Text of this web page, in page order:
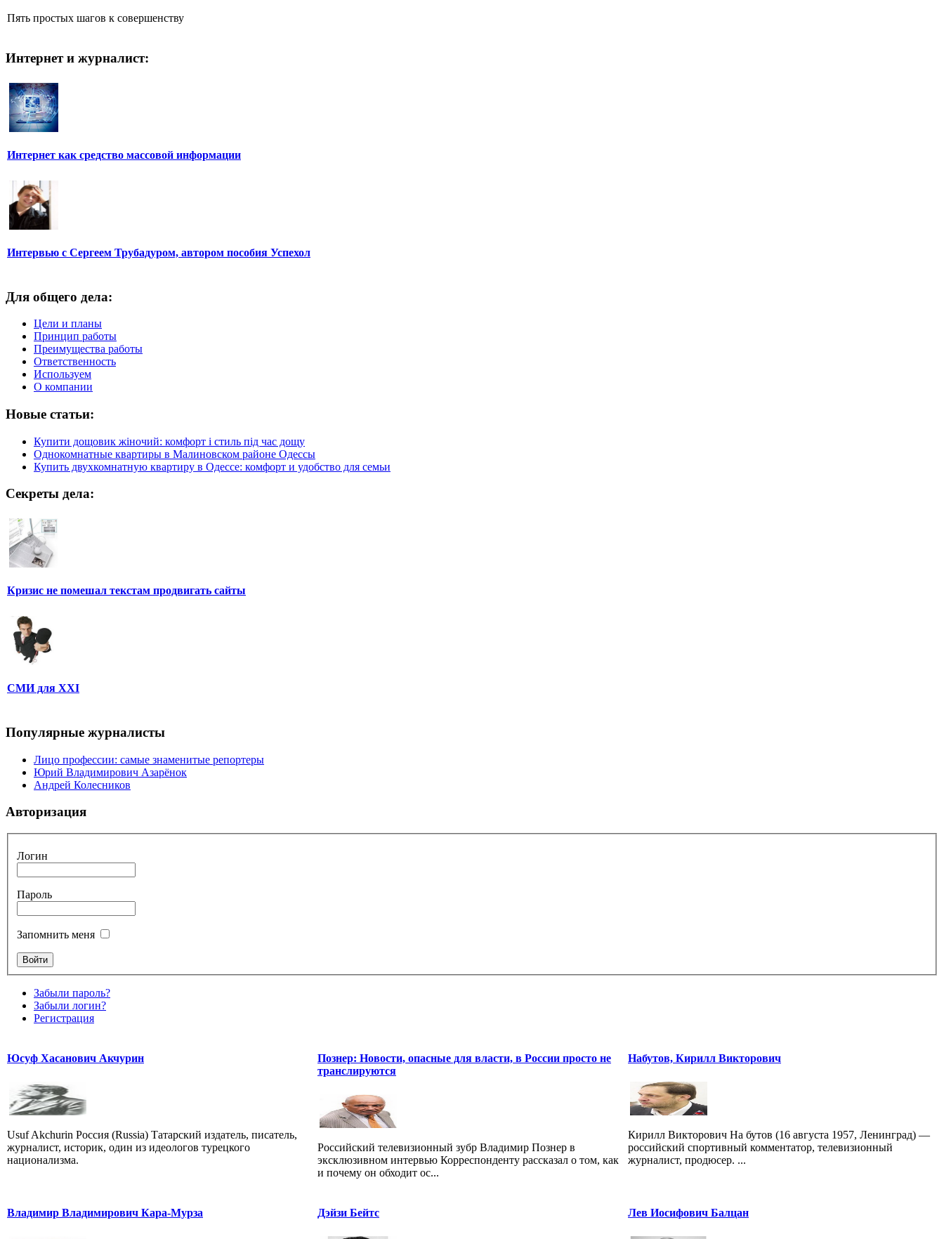
Пять простых шагов к совершенству
Интернет и журналист:
Интернет как средство массовой информации
Интервью с Сергеем Трубадуром, автором пособия Успехол
Для общего дела:
Цели и планы
Принцип работы
Преимущества работы
Ответственность
Используем
О компании
Новые статьи:
Купити дощовик жіночий: комфорт і стиль під час дощу
Однокомнатные квартиры в Малиновском районе Одессы
Купить двухкомнатную квартиру в Одессе: комфорт и удобство для семьи
Секреты дела:
Кризис не помешал текстам продвигать сайты
СМИ для XXI
Популярные журналисты
Лицо профессии: самые знаменитые репортеры
Юрий Владимирович Азарёнок
Андрей Колесников
Авторизация
Логин
Пароль
Запомнить меня
Забыли пароль?
Забыли логин?
Регистрация
Юсуф Хасанович Акчурин
Usuf Akchurin Россия (Russia) Татарский издатель, писатель,
журналист, историк, один из идеологов турецкого
национализма.
Познер: Новости, опасные для власти, в России просто не
транслируются
Российский телевизионный зубр Владимир Познер в
эксклюзивном интервью Корреспонденту рассказал о том, как
и почему он обходит ос...
Набутов, Кирилл Викторович
Кирилл Викторович На бутов (16 августа 1957, Ленинград) —
российский спортивный комментатор, телевизионный
журналист, продюсер. ...
Владимир Владимирович Кара-Мурза Дэйзи Бейтс Лев Иосифович Балцан